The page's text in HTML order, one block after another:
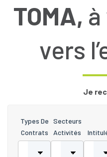
TOMA,
vers
Je
Types De
Contrats
Secteurs
Activités